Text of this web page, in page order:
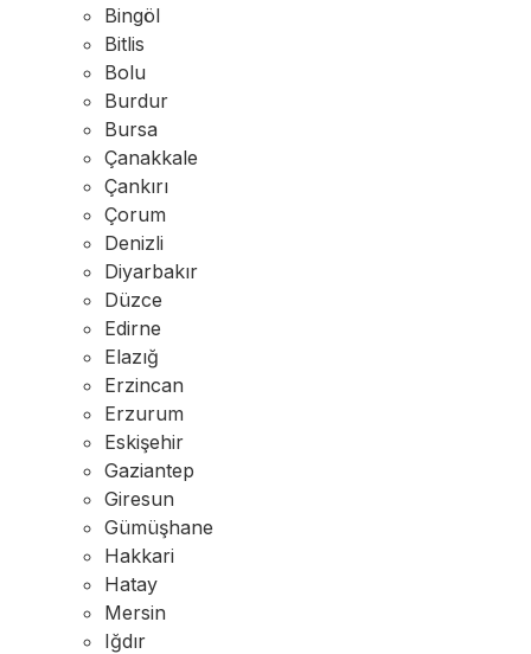
Bingöl
Bitlis
Bolu
Burdur
Bursa
Çanakkale
Çankırı
Çorum
Denizli
Diyarbakır
Düzce
Edirne
Elazığ
Erzincan
Erzurum
Eskişehir
Gaziantep
Giresun
Gümüşhane
Hakkari
Hatay
Mersin
Iğdır